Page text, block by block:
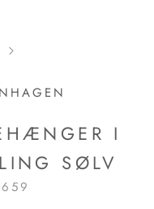
I
SØLV